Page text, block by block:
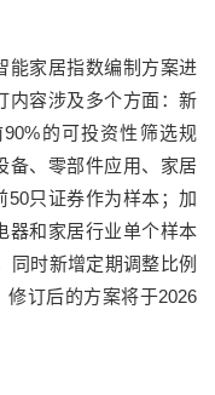
能家居指数编制方案进
内容涉及多个方面：新
的可投资性筛选规
备、零部件应用、家居
50只证券作为样本；加
器和家居行业单个样本
同时新增定期调整比例
修订后的方案将于2026